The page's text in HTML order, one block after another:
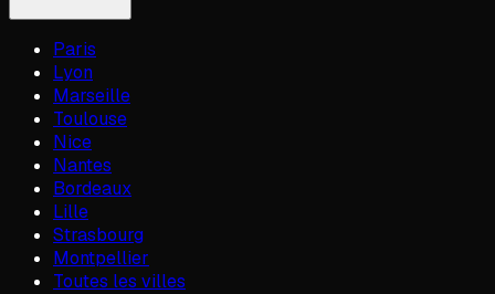
Paris
Lyon
Marseille
Toulouse
Nice
Nantes
Bordeaux
Lille
Strasbourg
Montpellier
Toutes les villes